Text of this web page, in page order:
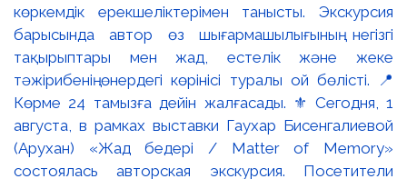
көркемдік ерекшеліктерімен танысты. Экскурсия
барысында автор өз шығармашылығының негізгі
тақырыптары мен жад, естелік және жеке
тәжірибенің өнердегі көрінісі туралы ой бөлісті. 📍
Көрме 24 тамызға дейін жалғасады. ⚜️ Сегодня, 1
августа, в рамках выставки Гаухар Бисенгалиевой
(Арухан) «Жад бедері / Matter of Memory»
состоялась авторская экскурсия. Посетители